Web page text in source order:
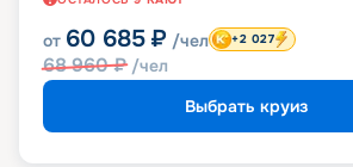
от 60 685 ₽ /чел
68 960₽ /чел
+2 027
Выбрать круиз